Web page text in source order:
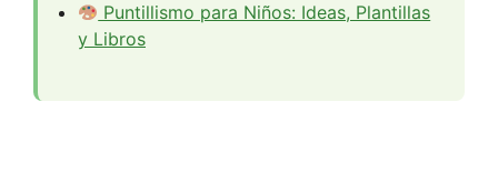
Puntillismo para Niños: Ideas, Plantillas
y Libros